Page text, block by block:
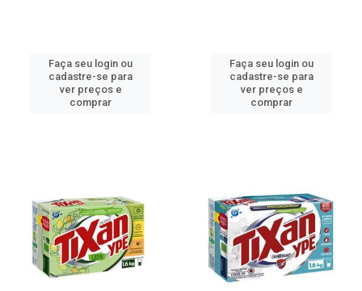
Faça seu login ou
cadastre-se para
ver preços e
comprar
Faça seu login ou
cadastre-se para
ver preços e
comprar